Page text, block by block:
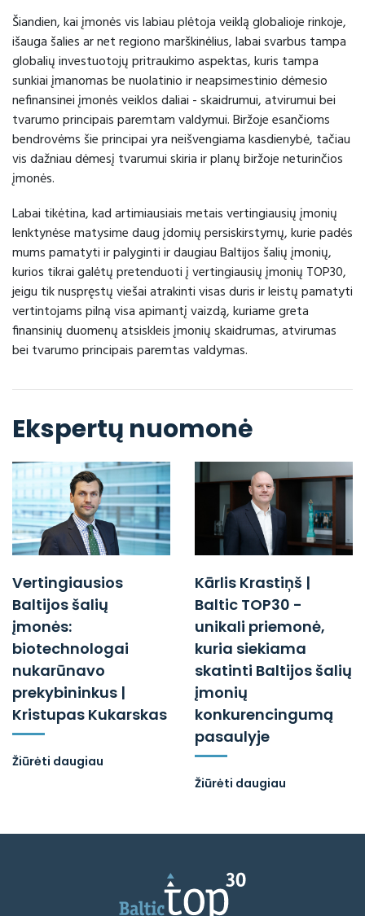
Šiandien, kai įmonės vis labiau plėtoja veiklą globalioje rinkoje,
išauga šalies ar net regiono marškinėlius, labai svarbus tampa
globalių investuotojų pritraukimo aspektas, kuris tampa
sunkiai įmanomas be nuolatinio ir neapsimestinio dėmesio
nefinansinei įmonės veiklos daliai - skaidrumui, atvirumui bei
tvarumo principais paremtam valdymui. Biržoje esančioms
bendrovėms šie principai yra neišvengiama kasdienybė, tačiau
vis dažniau dėmesį tvarumui skiria ir planų biržoje neturinčios
įmonės.
Labai tikėtina, kad artimiausiais metais vertingiausių įmonių
lenktynėse matysime daug įdomių persiskirstymų, kurie padės
mums pamatyti ir palyginti ir daugiau Baltijos šalių įmonių,
kurios tikrai galėtų pretenduoti į vertingiausių įmonių TOP30,
jeigu tik nuspręstų viešai atrakinti visas duris ir leistų pamatyti
vertintojams pilną visa apimantį vaizdą, kuriame greta
finansinių duomenų atsiskleis įmonių skaidrumas, atvirumas
bei tvarumo principais paremtas valdymas.
Ekspertų nuomonė
Vertingiausios
Baltijos šalių
įmonės:
biotechnologai
nukarūnavo
prekybininkus |
Kristupas Kukarskas
Žiūrėti daugiau
Kārlis Krastiņš |
Baltic TOP30 -
unikali priemonė,
kuria siekiama
skatinti Baltijos šalių
įmonių
konkurencingumą
pasaulyje
Žiūrėti daugiau